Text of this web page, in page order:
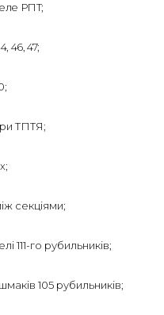
РПТ;
46, 47;
ТПТЯ;
секціями;
111-го рубильників;
105 рубильників;